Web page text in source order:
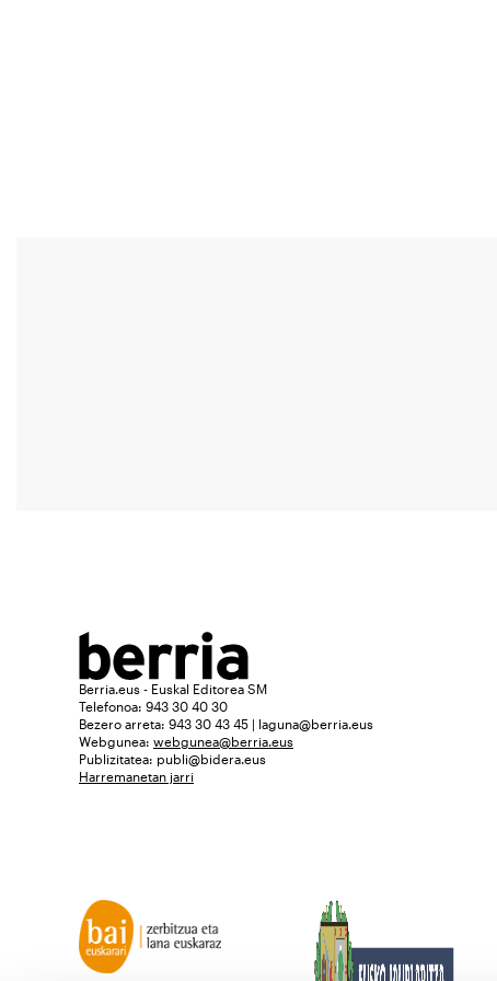
Berria.eus - Euskal Editorea SM
Telefonoa: 943 30 40 30
Bezero arreta: 943 30 43 45 | laguna@berria.eus
Webgunea: webgunea@berria.eus
Publizitatea: publi@bidera.eus
Harremanetan jarri